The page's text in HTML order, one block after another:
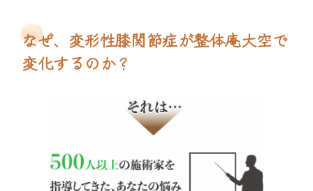
なぜ、変形性膝関節症が整体庵大空で
変化するのか？